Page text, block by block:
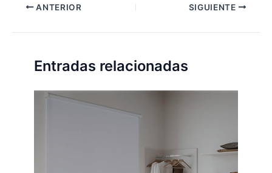
ANTERIOR SIGUIENTE
Entradas relacionadas